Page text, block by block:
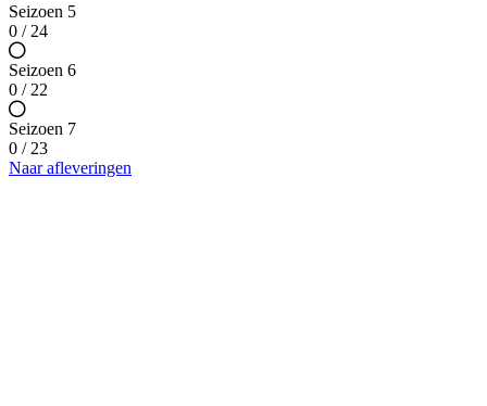
Seizoen 5
0 / 24
Seizoen 6
0 / 22
Seizoen 7
0 / 23
Naar afleveringen